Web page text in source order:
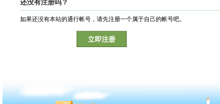
还没有注册吗？
如果还没有本站的通行帐号，请先注册一个属于自己的帐号吧。
立即注册